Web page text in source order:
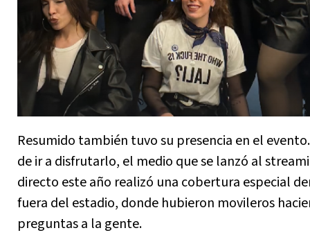
Resumido también tuvo su presencia en el
de ir a disfrutarlo, el medio que se lanzó al
directo este año realizó una cobertura especial
fuera del estadio, donde hubieron movileros
preguntas a la gente.